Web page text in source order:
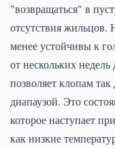
"возвращаться" в
отсутствия
менее устойчивы к
от нескольких
позволяет клопам
диапаузой. Это
которое наступает
как низкие